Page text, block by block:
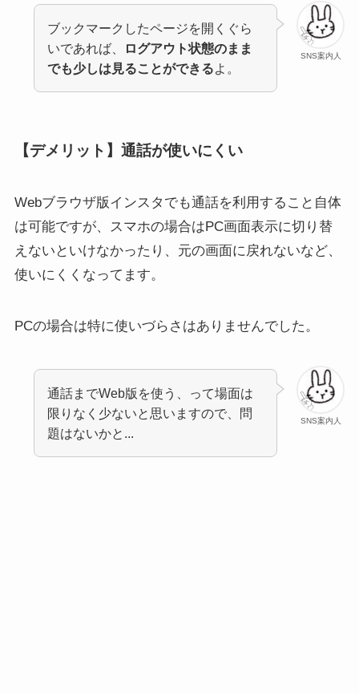
SNS案内人
ブックマークしたページを開くぐら
いであれば、
ログアウト状態のまま
でも少しは見ることができる よ。
【デメリット】通話が使いにくい
Webブラウザ版インスタでも通話を利用すること自体
は可能ですが、スマホの場合はPC画面表示に切り替
えないといけなかったり、元の画面に戻れないなど、
使いにくくなってます。
PCの場合は特に使いづらさはありませんでした。
SNS案内人
通話までWeb版を使う、って場面は
限りなく少ないと思いますので、問
題はないかと...